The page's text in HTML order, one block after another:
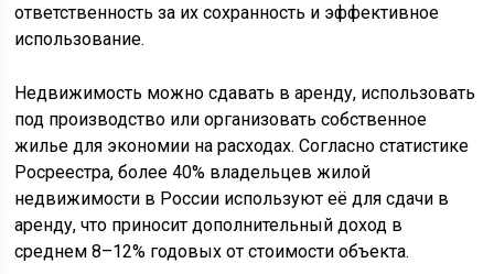
ответственность за их сохранность и эффективное
использование.
Недвижимость можно сдавать в аренду, использовать
под производство или организовать собственное
жилье для экономии на расходах. Согласно статистике
Росреестра, более 40% владельцев жилой
недвижимости в России используют её для сдачи в
аренду, что приносит дополнительный доход в
среднем 8–12% годовых от стоимости объекта.